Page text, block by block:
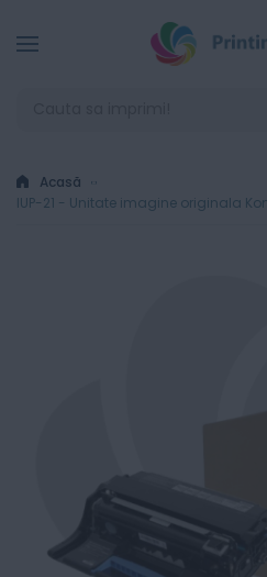
Acasă
IUP-21 - Unitate imagine originala